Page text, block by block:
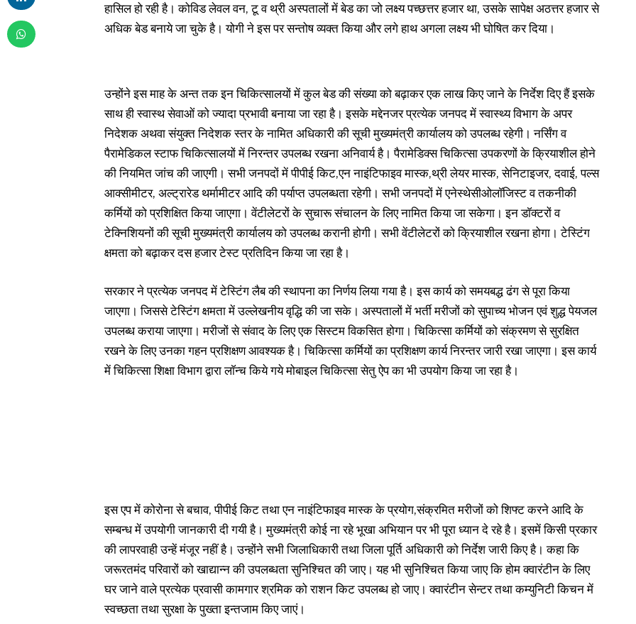
हासिल हो रही है। कोविड लेवल वन, टू व थ्री अस्पतालों में बेड का जो लक्ष्य पच्छत्तर हजार था, उसके सापेक्ष अठत्तर हजार से
अधिक बेड बनाये जा चुके है। योगी ने इस पर सन्तोष व्यक्त किया और लगे हाथ अगला लक्ष्य भी घोषित कर दिया।
उन्होंने इस माह के अन्त तक इन चिकित्सालयों में कुल बेड की संख्या को बढ़ाकर एक लाख किए जाने के निर्देश दिए हैं इसके
साथ ही स्वास्थ सेवाओं को ज्यादा प्रभावी बनाया जा रहा है। इसके मद्देनजर प्रत्येक जनपद में स्वास्थ्य विभाग के अपर
निदेशक अथवा संयुक्त निदेशक स्तर के नामित अधिकारी की सूची मुख्यमंत्री कार्यालय को उपलब्ध रहेगी। नर्सिंग व
पैरामेडिकल स्टाफ चिकित्सालयों में निरन्तर उपलब्ध रखना अनिवार्य है। पैरामेडिक्स चिकित्सा उपकरणों के क्रियाशील होने
की नियमित जांच की जाएगी। सभी जनपदों में पीपीई किट,एन नाइंटिफाइव मास्क,थ्री लेयर मास्क, सेनिटाइजर, दवाई, पल्स
आक्सीमीटर, अल्ट्रारेड थर्मामीटर आदि की पर्याप्त उपलब्धता रहेगी। सभी जनपदों में एनेस्थेसीओलाॅजिस्ट व तकनीकी
कर्मियों को प्रशिक्षित किया जाएगा। वेंटीलेटरों के सुचारू संचालन के लिए नामित किया जा सकेगा। इन डाॅक्टरों व
टेक्निशियनों की सूची मुख्यमंत्री कार्यालय को उपलब्ध करानी होगी। सभी वेंटीलेटरों को क्रियाशील रखना होगा। टेस्टिंग
क्षमता को बढ़ाकर दस हजार टेस्ट प्रतिदिन किया जा रहा है।
सरकार ने प्रत्येक जनपद में टेस्टिंग लैब की स्थापना का निर्णय लिया गया है। इस कार्य को समयबद्ध ढंग से पूरा किया
जाएगा। जिससे टेस्टिंग क्षमता में उल्लेखनीय वृद्धि की जा सके। अस्पतालों में भर्ती मरीजों को सुपाच्य भोजन एवं शुद्ध पेयजल
उपलब्ध कराया जाएगा। मरीजों से संवाद के लिए एक सिस्टम विकसित होगा। चिकित्सा कर्मियों को संक्रमण से सुरक्षित
रखने के लिए उनका गहन प्रशिक्षण आवश्यक है। चिकित्सा कर्मियों का प्रशिक्षण कार्य निरन्तर जारी रखा जाएगा। इस कार्य
में चिकित्सा शिक्षा विभाग द्वारा लाॅन्च किये गये मोबाइल चिकित्सा सेतु ऐप का भी उपयोग किया जा रहा है।
इस एप में कोरोना से बचाव, पीपीई किट तथा एन नाइंटिफाइव मास्क के प्रयोग,संक्रमित मरीजों को शिफ्ट करने आदि के
सम्बन्ध में उपयोगी जानकारी दी गयी है। मुख्यमंत्री कोई ना रहे भूखा अभियान पर भी पूरा ध्यान दे रहे है। इसमें किसी प्रकार
की लापरवाही उन्हें मंजूर नहीं है। उन्होंने सभी जिलाधिकारी तथा जिला पूर्ति अधिकारी को निर्देश जारी किए है। कहा कि
जरूरतमंद परिवारों को खाद्यान्न की उपलब्धता सुनिश्चित की जाए। यह भी सुनिश्चित किया जाए कि होम क्वारंटीन के लिए
घर जाने वाले प्रत्येक प्रवासी कामगार श्रमिक को राशन किट उपलब्ध हो जाए। क्वारंटीन सेन्टर तथा कम्युनिटी किचन में
स्वच्छता तथा सुरक्षा के पुख्ता इन्तजाम किए जाएं।